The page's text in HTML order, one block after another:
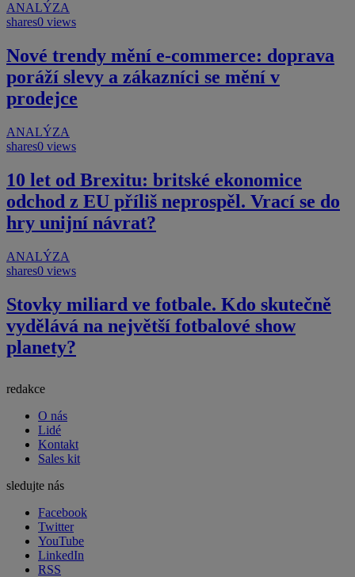
ANALÝZA
shares0 views
Nové trendy mění e-commerce: doprava
poráží slevy a zákazníci se mění v
prodejce
ANALÝZA
shares0 views
10 let od Brexitu: britské ekonomice
odchod z EU příliš neprospěl. Vrací se do
hry unijní návrat?
ANALÝZA
shares0 views
Stovky miliard ve fotbale. Kdo skutečně
vydělává na největší fotbalové show
planety?
redakce
O nás
Lidé
Kontakt
Sales kit
sledujte nás
Facebook
Twitter
YouTube
LinkedIn
RSS